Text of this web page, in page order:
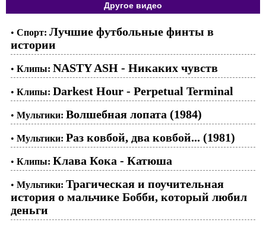
Другое видео
• Спорт: Лучшие футбольные финты в
истории
• Клипы: NASTY ASH - Никаких чувств
• Клипы: Darkest Hour - Perpetual Terminal
• Мультики: Волшебная лопата (1984)
• Мультики: Раз ковбой, два ковбой... (1981)
• Клипы: Клава Кока - Катюша
• Мультики: Трагическая и поучительная
история о мальчике Бобби, который любил
деньги